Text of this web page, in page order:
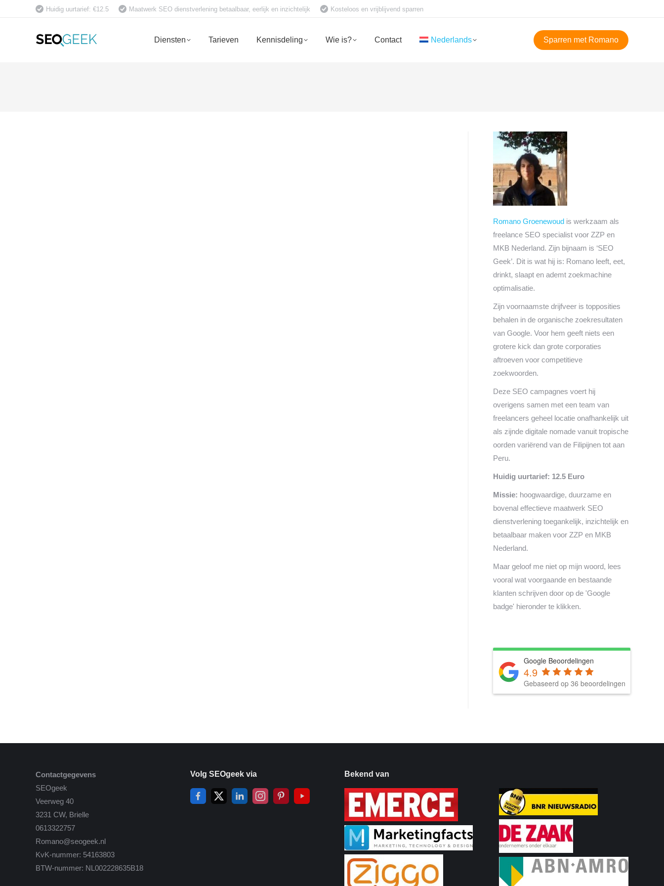
Huidig uurtarief: €12.5 Maatwerk SEO dienstverlening betaalbaar, eerlijk en inzichtelijk Kosteloos en vrijblijvend sparren
Diensten Tarieven Kennisdeling Wie is? Contact Nederlands Sparren met Romano
Romano Groenewoud is werkzaam als
freelance SEO specialist voor ZZP en
MKB Nederland. Zijn bijnaam is ‘SEO
Geek’. Dit is wat hij is: Romano leeft, eet,
drinkt, slaapt en ademt zoekmachine
optimalisatie.
Zijn voornaamste drijfveer is topposities
behalen in de organische zoekresultaten
van Google. Voor hem geeft niets een
grotere kick dan grote corporaties
aftroeven voor competitieve
zoekwoorden.
Deze SEO campagnes voert hij
overigens samen met een team van
freelancers geheel locatie onafhankelijk uit
als zijnde digitale nomade vanuit tropische
oorden variërend van de Filipijnen tot aan
Peru.
Huidig uurtarief: 12.5 Euro
Missie: hoogwaardige, duurzame en
bovenal effectieve maatwerk SEO
dienstverlening toegankelijk, inzichtelijk en
betaalbaar maken voor ZZP en MKB
Nederland.
Maar geloof me niet op mijn woord, lees
vooral wat voorgaande en bestaande
klanten schrijven door op de 'Google
badge' hieronder te klikken.
Google Beoordelingen
4.9
Gebaseerd op 36 beoordelingen
Contactgegevens
SEOgeek
Veerweg 40
3231 CW, Brielle
0613322757
Romano@seogeek.nl
KvK-nummer: 54163803
BTW-nummer: NL002228635B18
Volg SEOgeek via Bekend van